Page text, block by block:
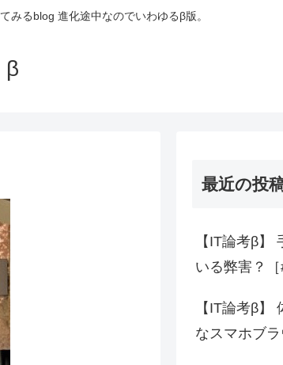
みるblog 進化途中なのでいわゆるβ版。
β
最近の投
【IT論考β】
いる弊害？［
【IT論考β】
なスマホブラ